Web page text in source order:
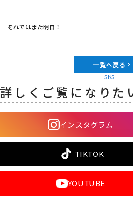
それではまた明日！
一覧へ戻る
SNS
詳しくご覧になりた
インスタグラム
TIKTOK
YOUTUBE